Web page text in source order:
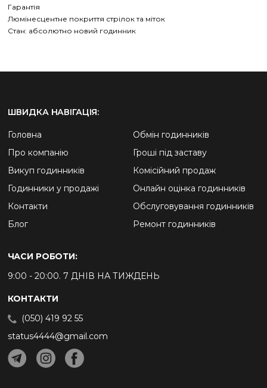
Гарантія
Люмінесцентне покриття стрілок та міток
Стан: абсолютно новий годинник
ШВИДКА НАВІГАЦІЯ:
Головна
Про компанію
Викуп годинників
Годинники у продажі
Контакти
Блог
Обмін годинників
Гроші під заставу
Комісійний продаж
Онлайн оцінка годинників
Обслуговування годинників
Ремонт годинників
ЧАСИ РОБОТИ:
9:00 - 20:00. 7 ДНІВ НА ТИЖДЕНЬ
КОНТАКТИ
(050) 419 92 55
status4444@gmail.com